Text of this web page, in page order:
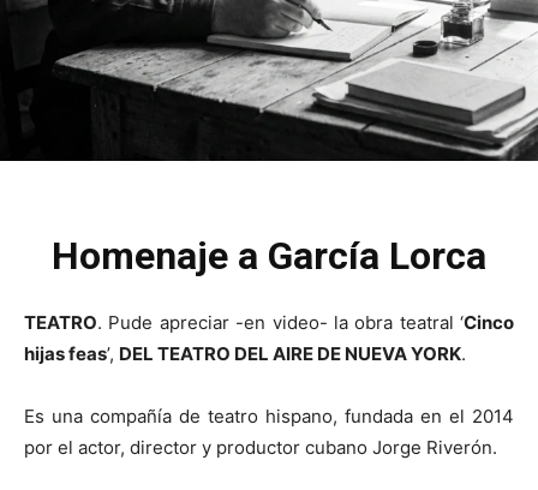
Homenaje a García Lorca
TEATRO. Pude apreciar -en video- la obra teatral ‘Cinco
hijas feas’, DEL TEATRO DEL AIRE DE NUEVA YORK.
Es una compañía de teatro hispano, fundada en el 2014
por el actor, director y productor cubano Jorge Riverón.